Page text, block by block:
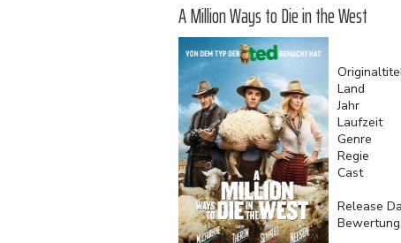
A Million Ways to Die in the West
Land
Jahr
Laufzeit
Genre
Regie
Cast
Release
Bewertung